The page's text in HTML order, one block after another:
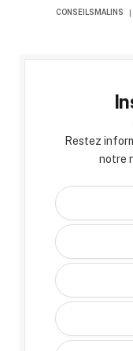
CONSEILSMALINS
Restez
notre